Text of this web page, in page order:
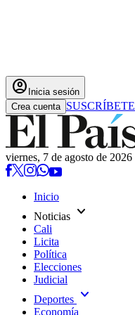
account_circle Inicia sesión
Crea cuenta SUSCRÍBETE
viernes, 7 de agosto de 2026
Inicio
Noticias expand_more
Cali
Licita
Política
Elecciones
Judicial
Deportes expand_more
Economía